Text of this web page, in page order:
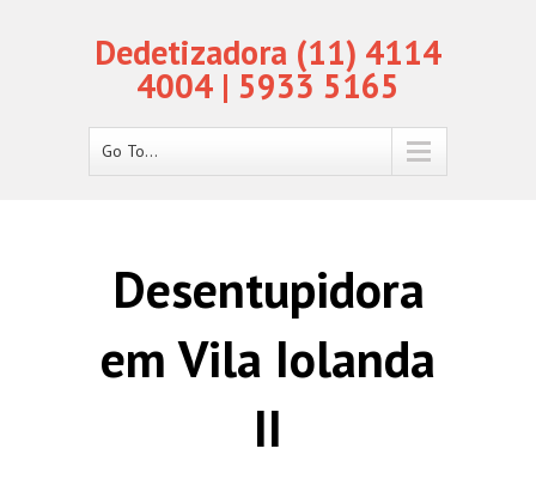
Dedetizadora (11) 4114
4004 | 5933 5165
Go To...
Desentupidora
em Vila Iolanda
II